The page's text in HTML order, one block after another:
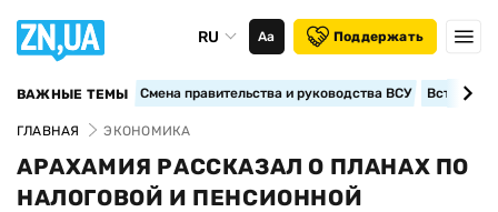
RU Аа Поддержать
ВАЖНЫЕ ТЕМЫ Смена правительства и руководства ВСУ
ГЛАВНАЯ ЭКОНОМИКА
АРАХАМИЯ РАССКАЗАЛ О ПЛАНАХ ПО
НАЛОГОВОЙ И ПЕНСИОННОЙ